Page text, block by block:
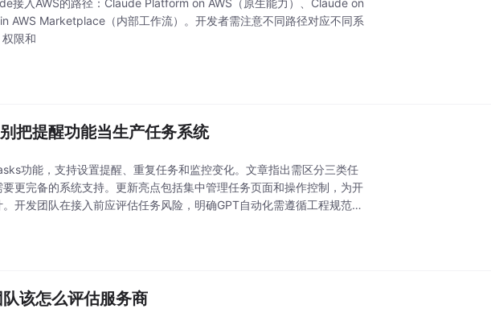
接入AWS的路径：Claude Platform on AWS（原生能力）、Claude on
AWS Marketplace（内部工作流）。开发者需注意不同路径对应不同系
限和
把提醒功能当生产任务系统
功能，支持设置提醒、重复任务和监控变化。文章指出需区分三类任
更完备的系统支持。更新亮点包括集中管理任务页面和操作控制，为开
开发团队在接入前应评估任务风险，明确GPT自动化需遵循工程规范，
该怎么评估服务商